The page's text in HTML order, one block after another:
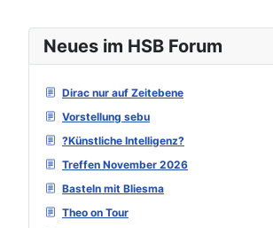
Neues im HSB Forum
Dirac nur auf Zeitebene
Vorstellung sebu
?Künstliche Intelligenz?
Treffen November 2026
Basteln mit Bliesma
Theo on Tour